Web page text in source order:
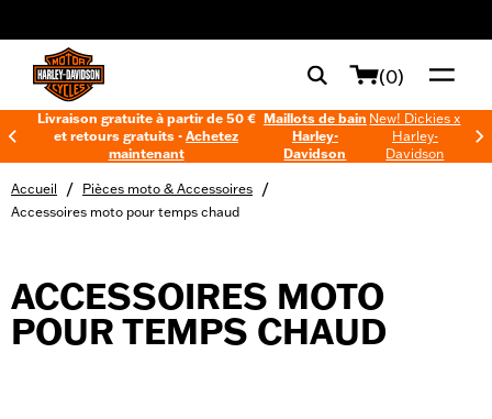
(0)
Livraison gratuite à partir de 50 €
et retours gratuits -Achetez
maintenant
Maillots de bain
Harley-
Davidson
New! Dickies x
Harley-
Davidson
Accueil / Pièces moto & Accessoires /
Accessoires moto pour temps chaud
ACCESSOIRES MOTO
POUR TEMPS CHAUD